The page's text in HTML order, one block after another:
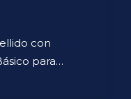
con
para…